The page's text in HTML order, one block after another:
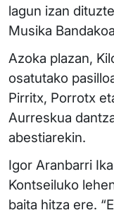
lagun izan
Musika
Azoka plazan,
osatutako
Pirritx, Porrotx
Aurreskua
abestiarekin.
Igor Aranbarri
Kontseiluko
baita hitza ere.